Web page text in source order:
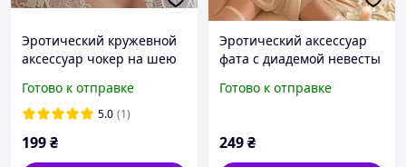
Эротический кружевной
аксессуар чокер на шею
size
Готово к отправке
5.0 (1)
199₴
Эротический аксессуар
фата с диадемой невесты
one size
Готово к отправке
249₴